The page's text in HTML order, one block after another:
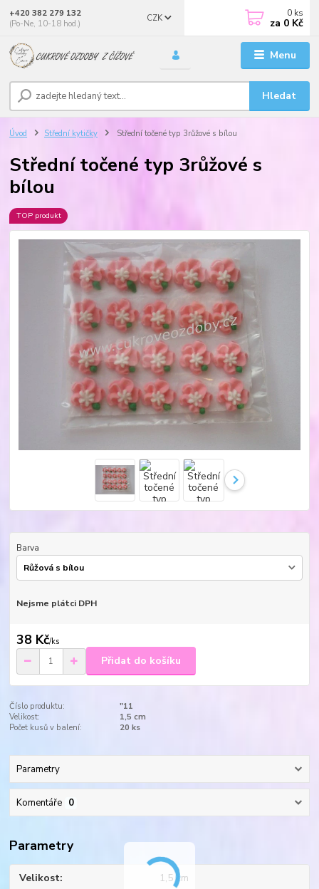
Menu
CZK
Hledat
+420 382 279 132
(Po-Ne, 10-18 hod.)
0 ks
za 0 Kč
Úvod Střední kytičky Střední točené typ 3růžové s bílou
Střední točené typ 3růžové s
bílou
TOP produkt
Barva
Nejsme plátci DPH
38 Kč/ks
Přidat do košíku
Číslo produktu:
"11
Velikost:
1,5 cm
Počet kusů v balení:
20 ks
Parametry
Komentáře 0
Parametry
Velikost 1,5 cm